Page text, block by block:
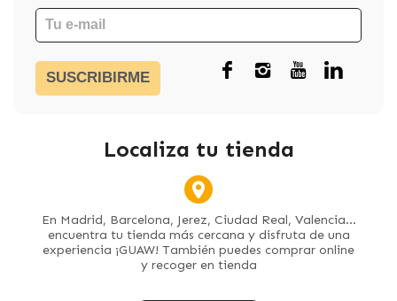
SUSCRIBIRME
Localiza tu tienda
En Madrid, Barcelona, Jerez, Ciudad Real, Valencia...
encuentra tu tienda más cercana y disfruta de una
experiencia ¡GUAW! También puedes comprar online
y recoger en tienda